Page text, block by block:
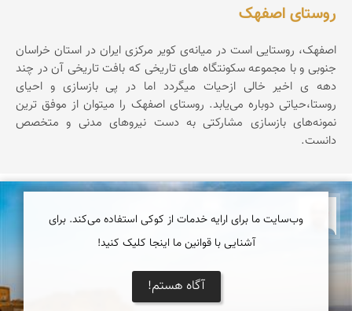
روستای اصفهک
اصفهک، روستایی است در میانه‌ی کویر مرکزی ایران در استان خراسان
جنوبی و با مجموعه سکونتگاه های تاریخی که بافت تاریخی آن در چند
دهه ی اخیر خالی ازحیات میگردد اما در پی بازسازی و احیای
روستا،حیاتی دوباره می‌یابد. روستای اصفهک را میتوان از موفق ‌ترین
نمونه‌های بازسازی مشارکتی به دست نیروهای مدنی و متخصص
دانست.
بابک ارجمندی
وب‌سایت ما برای ارایه خدمات از کوکی استفاده می‌کند. برای
آشنایی با قوانین ما اینجا کلیک کنید!
آگاه هستم!